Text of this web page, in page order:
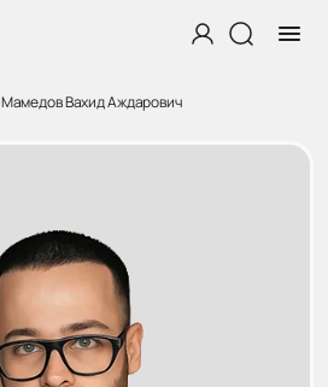
Мамедов Вахид Аждарович